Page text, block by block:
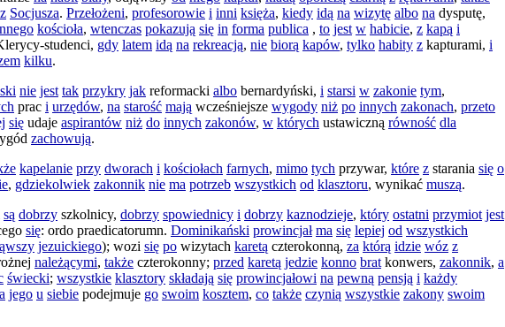
Socjusza. Przełożeni, profesorowie i inni księża, kiedy idą na wizytę albo na dysputę,
kościoła, wtenczas pokazują się in forma publica , to jest w habicie, z kapą i
studenci, gdy latem idą na rekreacją, nie biorą kapów, tylko habity z kapturami, i
kilku.
nie jest tak przykry jak reformacki albo bernardyński, i starsi w zakonie tym,
prac i urzędów, na starość mają wcześniejsze wygody niż po innych zakonach, przeto
się udaje aspirantów niż do innych zakonów, w których ustawiczną równość dla
zachowują.
kapelanie przy dworach i kościołach farnych, mimo tych przywar, które z starania się o
, gdziekolwiek zakonnik nie ma potrzeb wszystkich od klasztoru, wynikać muszą.
są dobrzy szkolnicy, dobrzy spowiednicy i dobrzy kaznodzieje, który ostatni przymiot jest
się: ordo praedicatorumn. Dominikański prowincjał ma się lepiej od wszystkich
jezuickiego); wozi się po wizytach karetą czterokonną, za którą idzie wóz z
należącymi, także czterokonny; przed karetą jedzie konno brat konwers, zakonnik, a
świecki; wszystkie klasztory składają się prowincjałowi na pewną pensją i każdy
jego u siebie podejmuje go swoim kosztem, co także czynią wszystkie zakony swoim